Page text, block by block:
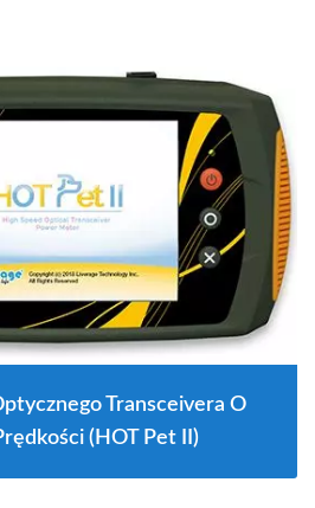
Transceivera O
(HOT Pet II)